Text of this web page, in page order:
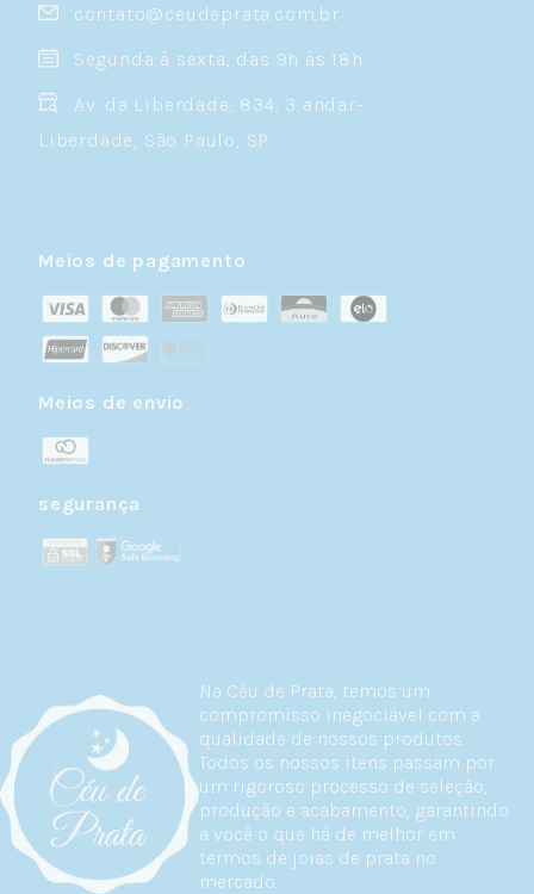
Na Céu de Prata, temos um
compromisso inegociável com a
qualidade de nossos produtos.
Todos os nossos itens passam por
um rigoroso processo de seleção,
produção e acabamento, garantindo
a você o que há de melhor em
termos de joias de prata no
mercado.
contato@ceudeprata.com.br
Segunda à sexta, das 9h às 18h
Av. da Liberdade, 834, 3 andar-
Liberdade, São Paulo, SP
Meios de pagamento
Meios de envio
segurança